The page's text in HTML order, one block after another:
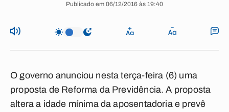
Publicado em 06/12/2016 às 19:40
O governo anunciou nesta terça-feira (6) uma
proposta de Reforma da Previdência. A proposta
altera a idade mínima da aposentadoria e prevê